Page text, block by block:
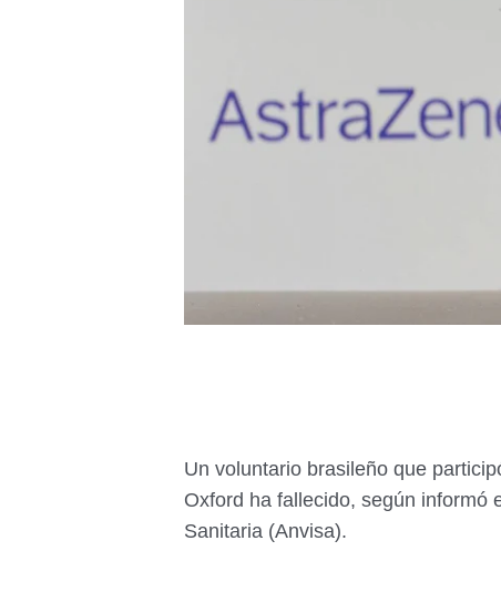
Un voluntario brasileño que
Oxford ha fallecido, según informó
Sanitaria (Anvisa).